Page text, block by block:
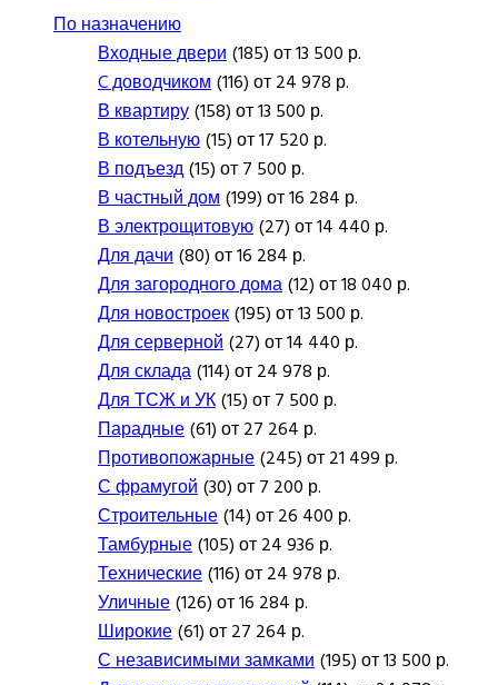
По назначению
Входные двери(185) от 13 500 р.
C доводчиком(116) от 24 978 р.
В квартиру(158) от 13 500 р.
В котельную(15) от 17 520 р.
В подъезд(15) от 7 500 р.
В частный дом(199) от 16 284 р.
В электрощитовую(27) от 14 440 р.
Для дачи(80) от 16 284 р.
Для загородного дома(12) от 18 040 р.
Для новостроек(195) от 13 500 р.
Для серверной(27) от 14 440 р.
Для склада(114) от 24 978 р.
Для ТСЖ и УК(15) от 7 500 р.
Парадные(61) от 27 264 р.
Противопожарные(245) от 21 499 р.
С фрамугой(30) от 7 200 р.
Строительные(14) от 26 400 р.
Тамбурные(105) от 24 936 р.
Технические(116) от 24 978 р.
Уличные(126) от 16 284 р.
Широкие(61) от 27 264 р.
С независимыми замками(195) от 13 500 р.